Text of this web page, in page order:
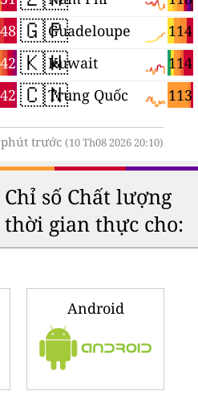
🇬🇵 114
Guadeloupe
🇰🇼 114
Kuwait
🇨🇳 113
Trung Quốc
trước (10 Th08 2026 20:10)
số Chất lượng
gian thực cho:
Android